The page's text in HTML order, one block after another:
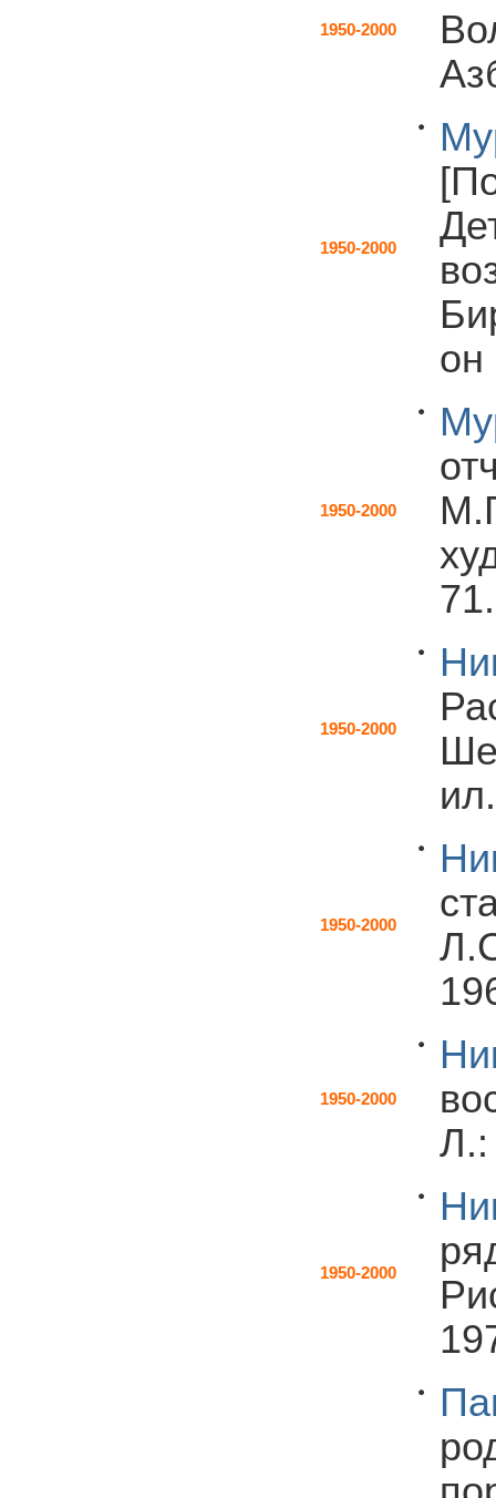
1950-2000
1950-2000
он
1950-2000
1950-2000
ил.
1950-2000
1950-2000
Л.:
1950-2000